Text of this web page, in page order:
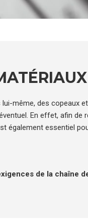
même, des copeaux
En effet, afin de
essentiel
de la chaîne